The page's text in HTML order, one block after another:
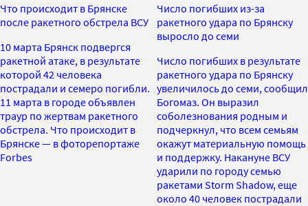
Что происходит в Брянске
после ракетного обстрела ВСУ
10 марта Брянск подвергся
ракетной атаке, в результате
которой 42 человека
пострадали и семеро погибли.
11 марта в городе объявлен
траур по жертвам ракетного
обстрела. Что происходит в
Брянске — в фоторепортаже
Forbes
Число погибших из-за
ракетного удара по Брянску
выросло до семи
Число погибших в результате
ракетного удара по Брянску
увеличилось до семи, сообщил
Богомаз. Он выразил
соболезнования родным и
подчеркнул, что всем семьям
окажут материальную помощь
и поддержку. Накануне ВСУ
ударили по городу семью
ракетами Storm Shadow, еще
около 40 человек пострадали